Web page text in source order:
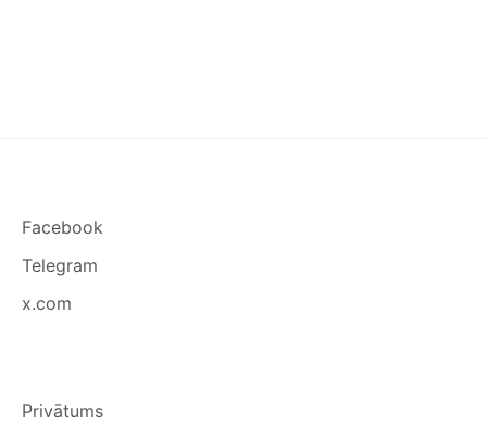
Facebook
Telegram
x.com
Privātums